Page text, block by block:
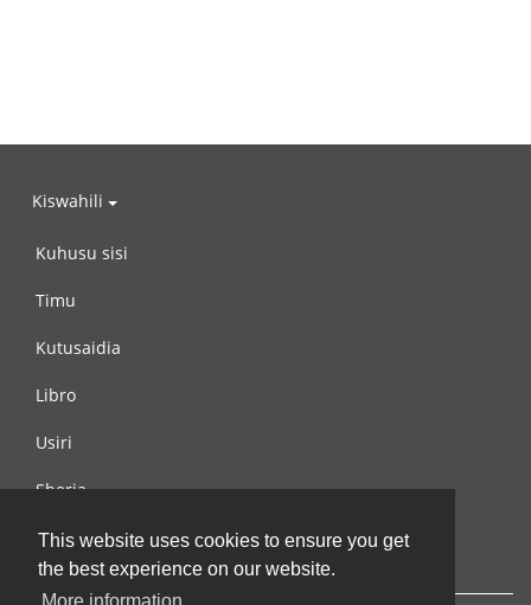
This website uses cookies to ensure you get
the best experience on our website.
Kiswahili
Kuhusu sisi
Timu
Kutusaidia
Libro
Usiri
Sheria
Wasiliana na si